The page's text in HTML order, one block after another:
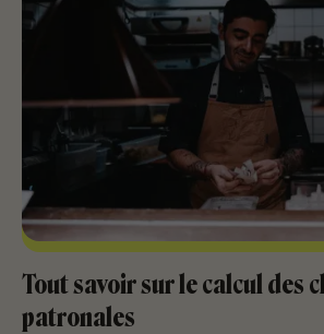
Tout savoir sur le calcul des
patronales